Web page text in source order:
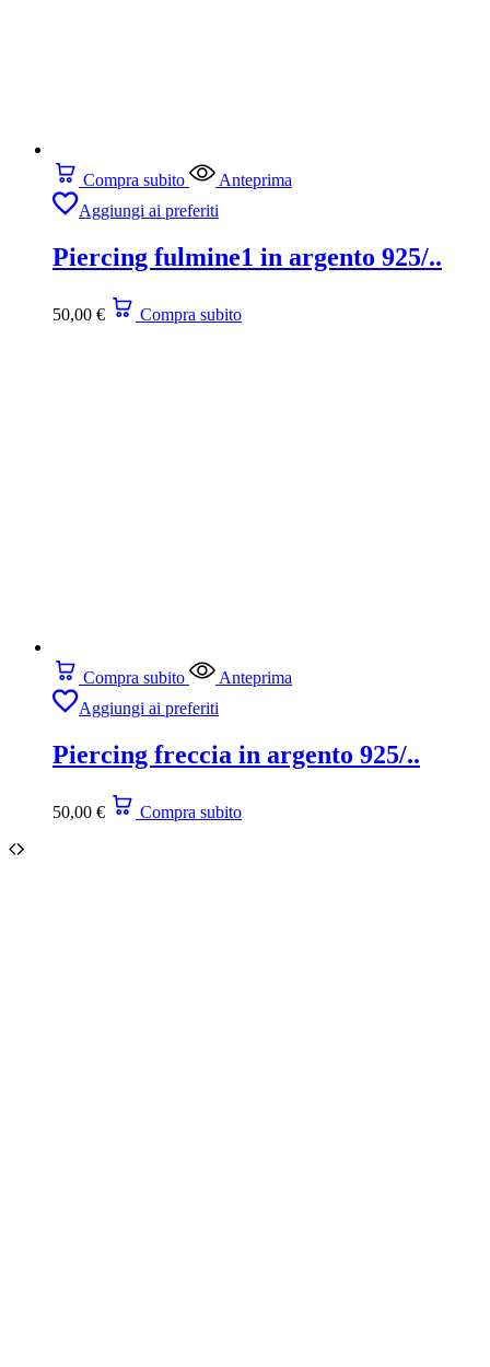
Compra subito
Anteprima
Aggiungi ai preferiti
Piercing fulmine1 in argento 925/..
50,00 € Compra subito
Compra subito
Anteprima
Aggiungi ai preferiti
Piercing freccia in argento 925/..
50,00 € Compra subito